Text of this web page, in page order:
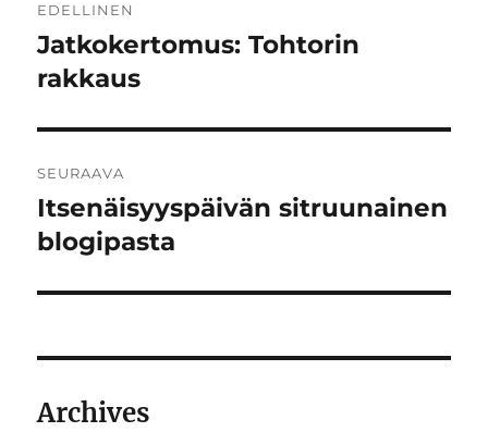
selaus
EDELLINEN
Edellinen
artikkeli:
Jatkokertomus: Tohtorin
rakkaus
SEURAAVA
Seuraava
artikkeli:
Itsenäisyyspäivän sitruunainen
blogipasta
Archives